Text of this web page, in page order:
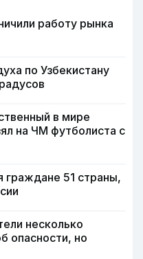
работу рынка
по Узбекистану
в мире
на ЧМ футболиста с
граждане 51 страны,
несколько
опасности, но